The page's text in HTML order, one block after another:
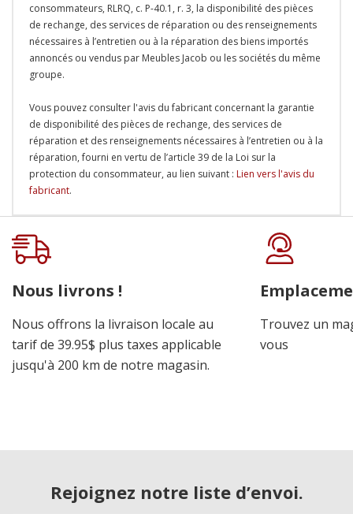
consommateurs, RLRQ, c. P-40.1, r. 3, la disponibilité des pièces
de rechange, des services de réparation ou des renseignements
nécessaires à l’entretien ou à la réparation des biens importés
annoncés ou vendus par Meubles Jacob ou les sociétés du même
groupe.
Vous pouvez consulter l'avis du fabricant concernant la garantie
de disponibilité des pièces de rechange, des services de
réparation et des renseignements nécessaires à l’entretien ou à la
réparation, fourni en vertu de l’article 39 de la Loi sur la
protection du consommateur, au lien suivant : Lien vers l'avis du
fabricant.
Onglet
personnalisé
Nous livrons !
Nous offrons la livraison locale au
tarif de 39.95$ plus taxes applicable
jusqu'à 200 km de notre magasin.
Trouvez un
vous
Rejoignez notre liste d’envoi.